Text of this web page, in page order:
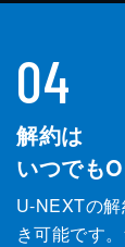
04
解約は
いつでも
U-NEXTの
き可能です